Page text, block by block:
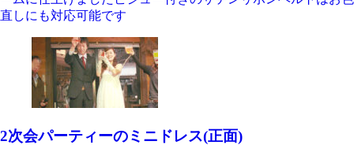
直しにも対応可能です
2次会パーティーのミニドレス(正面)